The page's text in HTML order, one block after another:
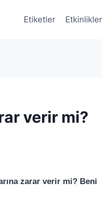
Etiketler Etkinlikler
verir mi?
zarar verir mi? Beni